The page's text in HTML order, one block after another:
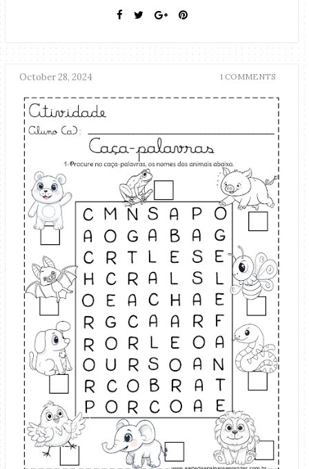
October 28, 2024 1 COMMENTS